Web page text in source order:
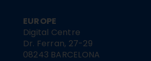
EUROPE
Digital Centre
Dr. Ferran, 27-29
08243 BARCELONA